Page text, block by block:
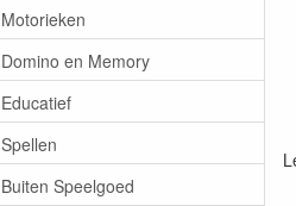
Motorieken
Domino en Memory
Educatief
Spellen
Buiten Speelgoed